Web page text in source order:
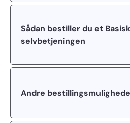
Sådan bestiller du et
selvbetjeningen
Andre